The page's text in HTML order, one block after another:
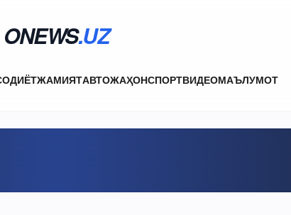
ONEWS.UZ
ЖАМИЯТАВТОЖАҲОНСПОРТВИДЕОМАЪЛУМОТ